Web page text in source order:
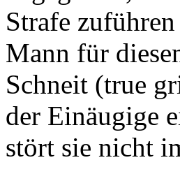
Strafe
Mann für
Schneit (true
der Einäugige
stört sie nicht